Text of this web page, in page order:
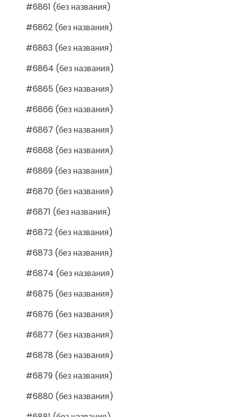
#6861 (без названия)
#6862 (без названия)
#6863 (без названия)
#6864 (без названия)
#6865 (без названия)
#6866 (без названия)
#6867 (без названия)
#6868 (без названия)
#6869 (без названия)
#6870 (без названия)
#6871 (без названия)
#6872 (без названия)
#6873 (без названия)
#6874 (без названия)
#6875 (без названия)
#6876 (без названия)
#6877 (без названия)
#6878 (без названия)
#6879 (без названия)
#6880 (без названия)